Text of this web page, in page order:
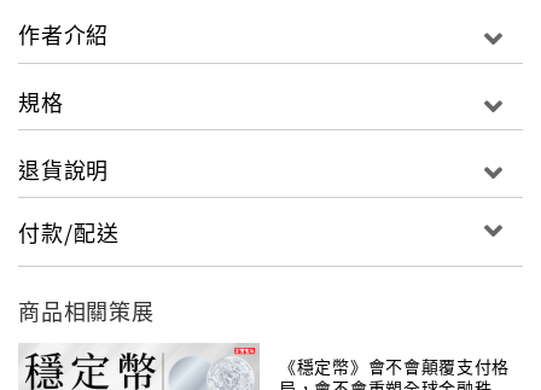
作者介紹
規格
退貨說明
付款/配送
商品相關策展
《穩定幣》會不會顛覆支付格